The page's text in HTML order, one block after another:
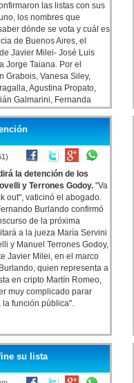
las listas con sus
los nombres que
dónde se vota y cuál es
de Buenos Aires, el
Javier Milei- José Luis
Jorge Taiana. Por el
Grabois, Vanesa Siley,
Agustina Propato,
Galmarini, Fernanda
Trotta.
la detención de los
y Terrones Godoy. "Va
out", vaticinó el abogado.
Burlando confirmó
de la próxima
a la jueza María Servini
y Manuel Terrones Godoy,
Javier Milei, en el marco
quien representa a
en cripto Martín Romeo,
muy complicado parar
la función pública".
su lista